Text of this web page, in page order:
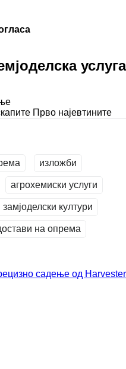
услуга
Прво најевтините
изложби
агрохемиски услуги
култури
на опрема